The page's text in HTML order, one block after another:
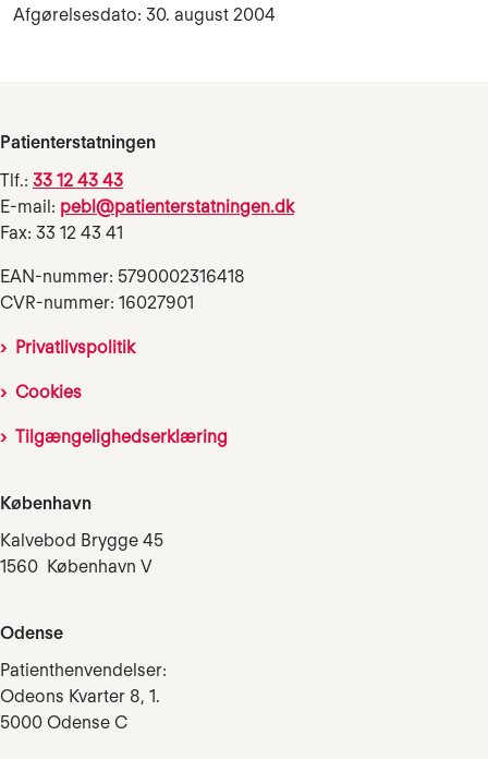
Afgørelsesdato: 30. august 2004
Patienterstatningen
Tlf.: 33 12 43 43
E-mail: pebl@patienterstatningen.dk
Fax: 33 12 43 41
EAN-nummer: 5790002316418
CVR-nummer: 16027901
Privatlivspolitik
Cookies
Tilgængelighedserklæring
København
Kalvebod Brygge 45
1560 København V
Odense
Patienthenvendelser:
Odeons Kvarter 8, 1.
5000 Odense C